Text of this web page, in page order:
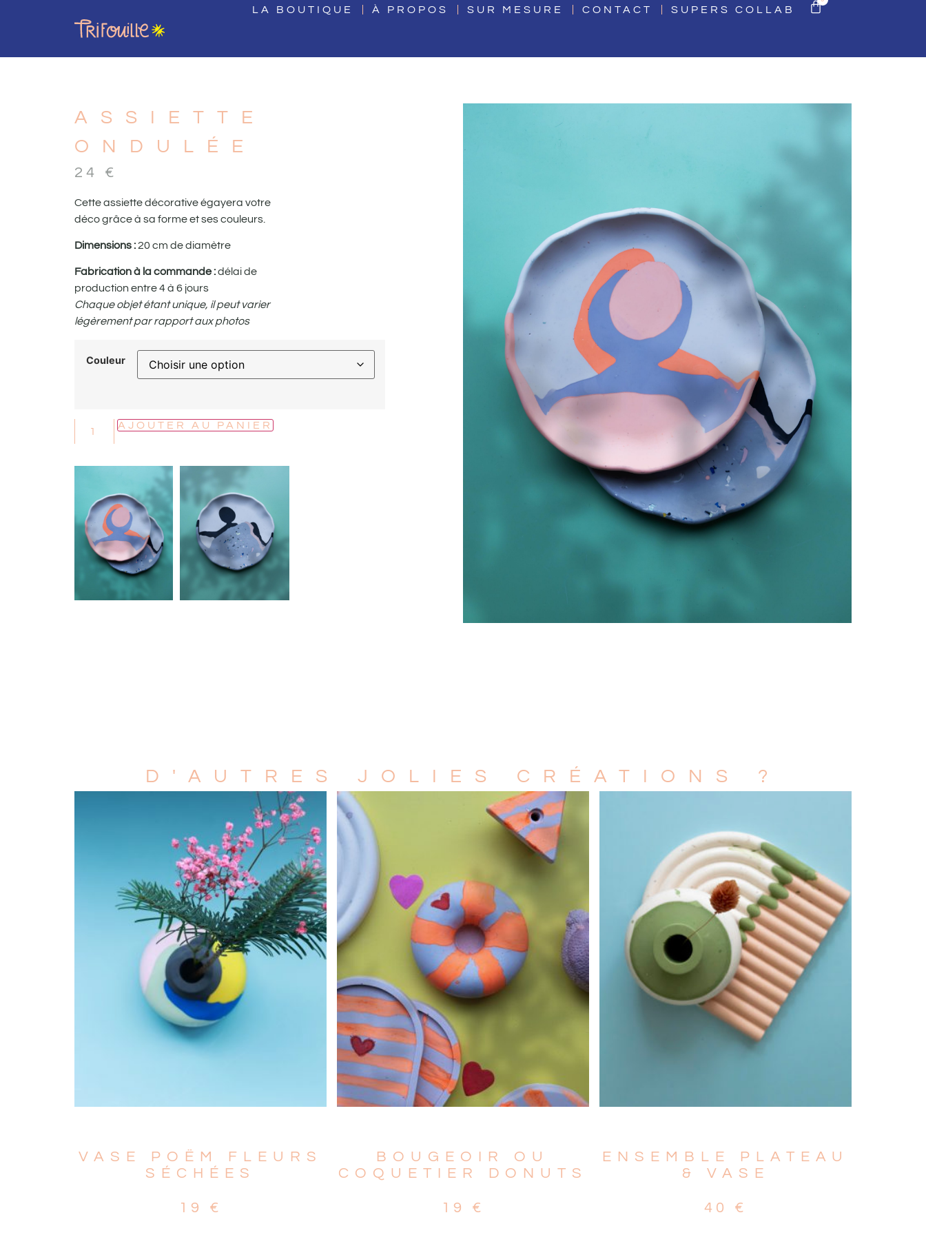
LA BOUTIQUE À PROPOS SUR MESURE CONTACT SUPERS COLLAB
ASSIETTE
ONDULÉE
24 €
Cette assiette décorative égayera votre
déco grâce à sa forme et ses couleurs.
Dimensions :20 cm de diamètre
Fabrication à la commande :délai de
production entre 4 à 6 jours
Chaque objet étant unique, il peut varier
légèrement par rapport aux photos
Couleur
AJOUTER AU PANIER
D'AUTRES JOLIES CRÉATIONS ?
VASE POËM FLEURS
SÉCHÉES
19 €
BOUGEOIR OU
COQUETIER DONUTS
19 €
ENSEMBLE PLATEAU
& VASE
40 €